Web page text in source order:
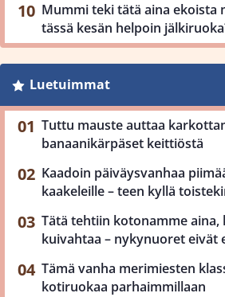
Mummi teki tätä aina ekoista
tässä kesän helpoin
Luetuimmat
Tuttu mauste auttaa
banaanikärpäset keittiöstä
Kaadoin päiväysvanhaa
kaakeleille – teen kyllä
Tätä tehtiin kotonamme
kuivahtaa – nykynuoret eivät
Tämä vanha merimiesten
kotiruokaa parhaimmillaan